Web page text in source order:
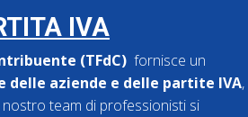
IVA
(TFdC) fornisce un
delle aziende e delle partite IVA,
team di professionisti si